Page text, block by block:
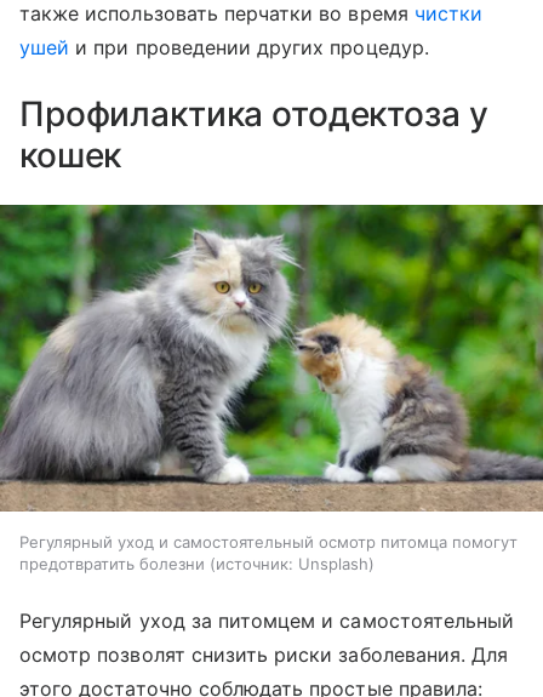
также использовать перчатки во время чистки
ушей и при проведении других процедур.
Профилактика отодектоза у
кошек
Регулярный уход и самостоятельный осмотр питомца помогут
предотвратить болезни
источник: Unsplash
Регулярный уход за питомцем и самостоятельный
осмотр позволят снизить риски заболевания. Для
этого достаточно соблюдать простые правила: